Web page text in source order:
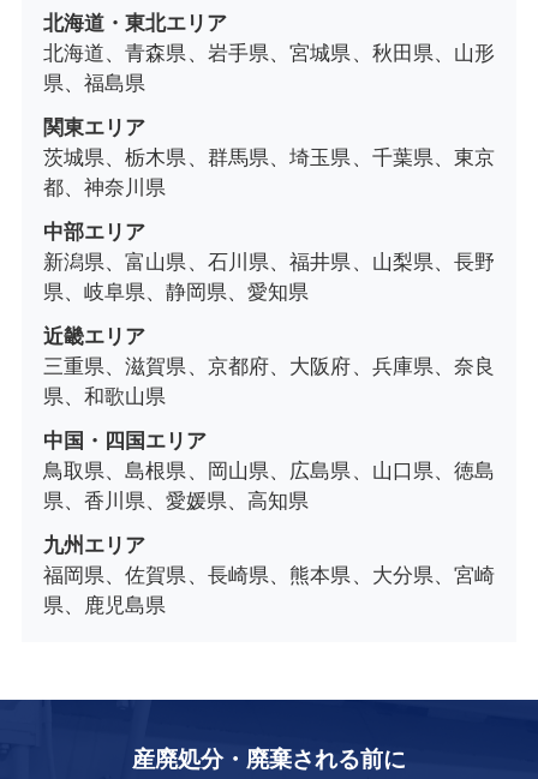
北海道・東北エリア
北海道、青森県、岩手県、宮城県、秋田県、山形
県、福島県
関東エリア
茨城県、栃木県、群馬県、埼玉県、千葉県、東京
都、神奈川県
中部エリア
新潟県、富山県、石川県、福井県、山梨県、長野
県、岐阜県、静岡県、愛知県
近畿エリア
三重県、滋賀県、京都府、大阪府、兵庫県、奈良
県、和歌山県
中国・四国エリア
鳥取県、島根県、岡山県、広島県、山口県、徳島
県、香川県、愛媛県、高知県
九州エリア
福岡県、佐賀県、長崎県、熊本県、大分県、宮崎
県、鹿児島県
産廃処分・廃棄される前に